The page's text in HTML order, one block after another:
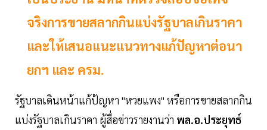
จริงการขายสลากกินแบ่งรัฐบาลเกินราคา
และให้เสนอแนะแนวทางแก้ปัญหาต่อนา
ยกฯ และ ครม.
รัฐบาลเดินหน้าแก้ป้ญหา "หวยแพง" หรือการขายสลากกิน
แบ่งรัฐบาลเกินราคา ผู้สื่อข่าวรายงานว่า พล.อ.ประยุทธ์